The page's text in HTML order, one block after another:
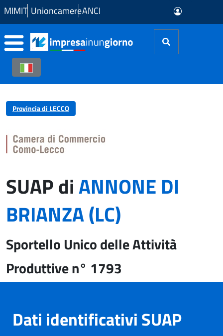
Skip to Main Content
MIMIT UnioncamereANCI
Provincia di LECCO
SUAP diANNONE DI
BRIANZA (LC)
Sportello Unico delle Attività
Produttive n° 1793
Dati identificativi SUAP